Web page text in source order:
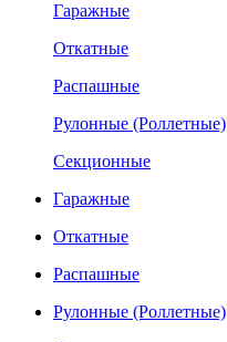
Гаражные
Откатные
Распашные
Рулонные (Роллетные)
Секционные
Гаражные
Откатные
Распашные
Рулонные (Роллетные)